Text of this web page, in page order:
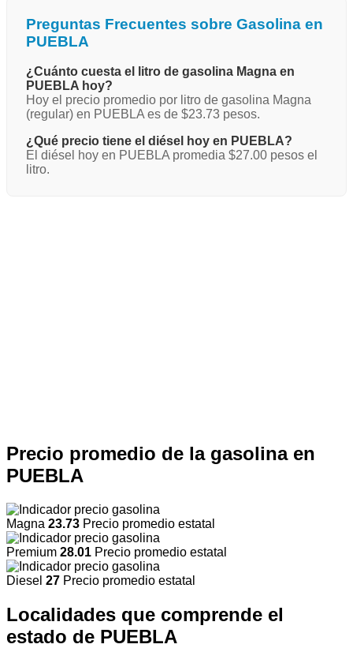
Preguntas Frecuentes sobre Gasolina en
PUEBLA
¿Cuánto cuesta el litro de gasolina Magna en
PUEBLA hoy?
Hoy el precio promedio por litro de gasolina Magna
(regular) en PUEBLA es de $23.73 pesos.
¿Qué precio tiene el diésel hoy en PUEBLA?
El diésel hoy en PUEBLA promedia $27.00 pesos el
litro.
Precio promedio de la gasolina en
PUEBLA
Magna 23.73 Precio promedio estatal
Premium 28.01 Precio promedio estatal
Diesel 27 Precio promedio estatal
Localidades que comprende el
estado de PUEBLA